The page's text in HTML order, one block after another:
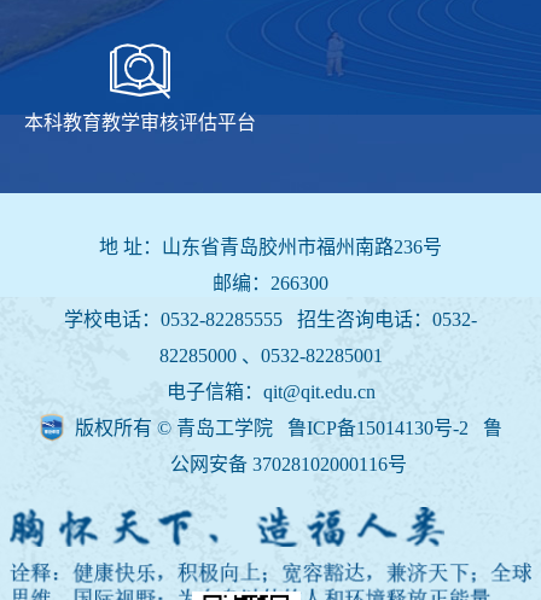
本科教育教学审核评估平台
地 址：山东省青岛胶州市福州南路236号
邮编：266300
学校电话：0532-82285555 招生咨询电话： 0532-
82285000 、0532-82285001
电子信箱：qit@qit.edu.cn
版权所有 © 青岛工学院 鲁ICP备15014130号-2
鲁
公网安备 37028102000116号